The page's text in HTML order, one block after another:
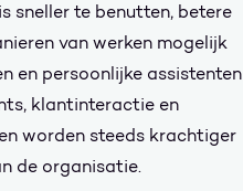
sneller te benutten, betere
van werken mogelijk
en persoonlijke assistenten
klantinteractie en
worden steeds krachtiger
de organisatie.